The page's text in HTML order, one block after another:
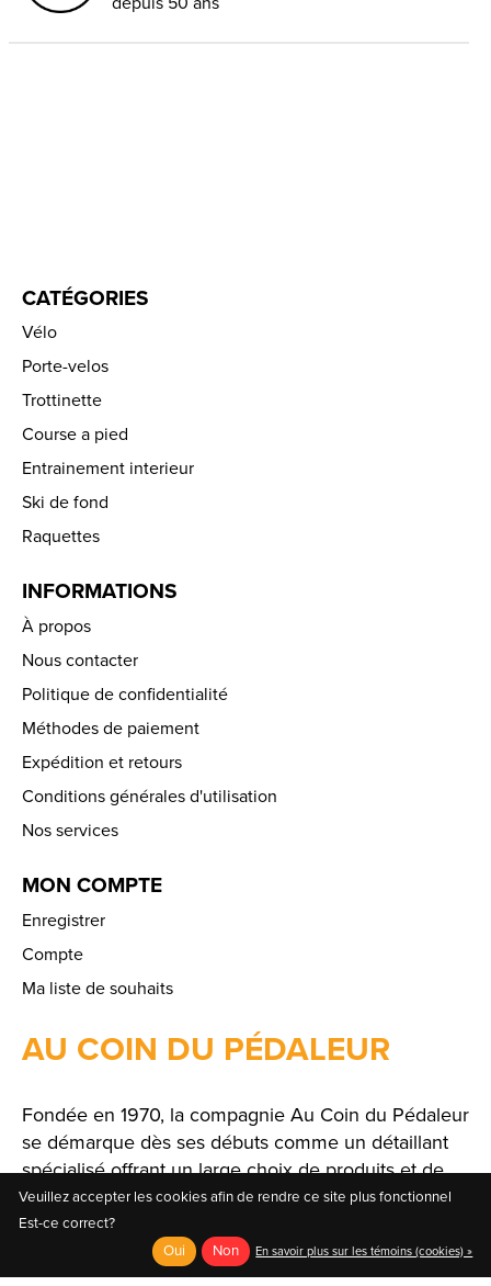
CATÉGORIES
Vélo
Porte-velos
Trottinette
Course a pied
Entrainement interieur
Ski de fond
Raquettes
INFORMATIONS
À propos
Nous contacter
Politique de confidentialité
Méthodes de paiement
Expédition et retours
Conditions générales d'utilisation
Nos services
MON COMPTE
Enregistrer
Compte
Ma liste de souhaits
AU COIN DU PÉDALEUR
Fondée en 1970, la compagnie Au Coin du Pédaleur
se démarque dès ses débuts comme un détaillant
spécialisé offrant un large choix de produits et de
solutions.
Veuillez accepter les cookies afin de rendre ce site plus fonctionnel
Est-ce correct?
Oui
Non En savoir plus sur les témoins (cookies) »